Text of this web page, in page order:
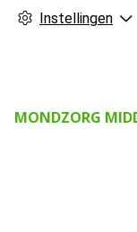
Instellingen
MONDZORG